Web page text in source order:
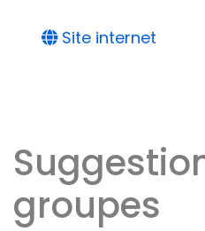
Site internet
groupes